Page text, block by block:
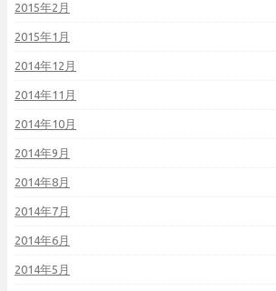
2015年2月
2015年1月
2014年12月
2014年11月
2014年10月
2014年9月
2014年8月
2014年7月
2014年6月
2014年5月